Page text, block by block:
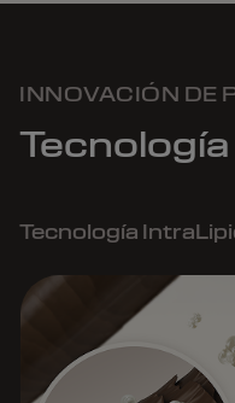
INNOVACIÓN DE
Tecnología